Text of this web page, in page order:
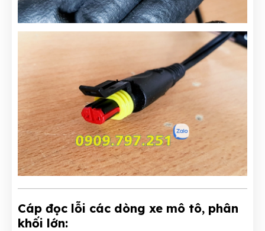
Cáp đọc lỗi các dòng xe mô tô, phân
khối lớn: